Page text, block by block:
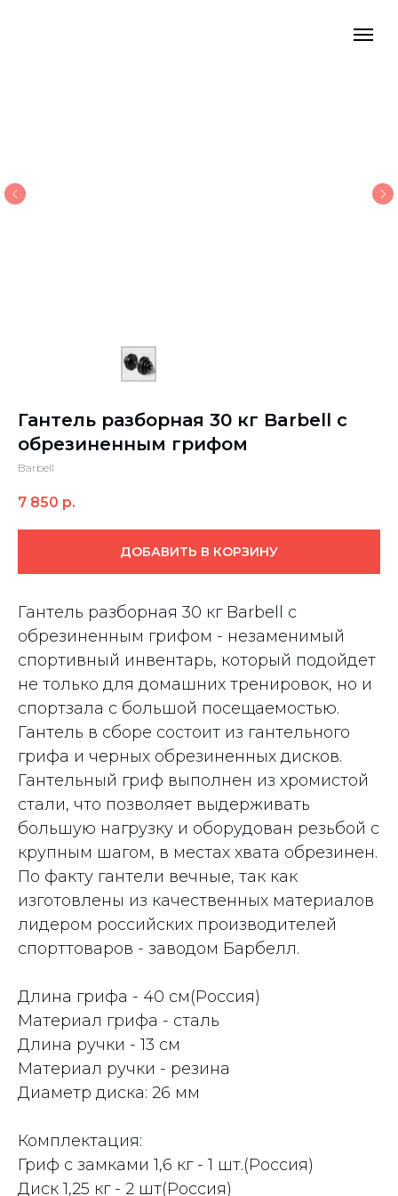
Гантель разборная 30 кг Barbell c
обрезиненным грифом
Barbell
7 850 р.
ДОБАВИТЬ В КОРЗИНУ
Гантель разборная 30 кг Barbell c
обрезиненным грифом - незаменимый
спортивный инвентарь, который подойдет
не только для домашних тренировок, но и
спортзала с большой посещаемостью.
Гантель в cборе состоит из гантельного
грифа и черных обрезиненных дисков.
Гантельный гриф выполнен из хромистой
стали, что позволяет выдерживать
большую нагрузку и оборудован резьбой с
крупным шагом, в местах хвата обрезинен.
По факту гантели вечные, так как
изготовлены из качественных материалов
лидером российских производителей
спорттоваров - заводом Барбелл.
Длина грифа - 40 cм(Россия)
Материал грифа - сталь
Длина ручки - 13 cм
Материал ручки - резина
Диаметр диска: 26 мм
Комплектация:
Гриф с замками 1,6 кг - 1 шт.(Россия)
Диск 1,25 кг - 2 шт(Россия)